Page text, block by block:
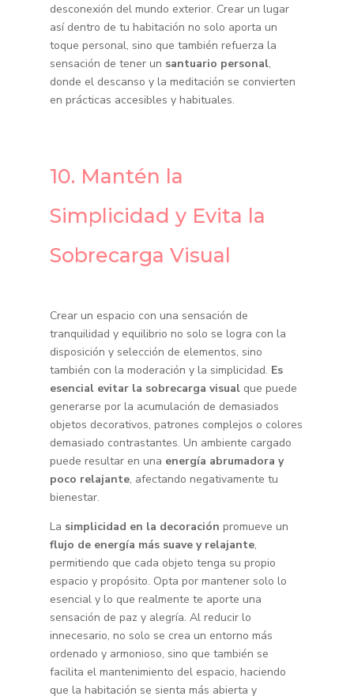
desconexión del mundo exterior. Crear un lugar
así dentro de tu habitación no solo aporta un
toque personal, sino que también refuerza la
sensación de tener un santuario personal,
donde el descanso y la meditación se convierten
en prácticas accesibles y habituales.
10. Mantén la
Simplicidad y Evita la
Sobrecarga Visual
Crear un espacio con una sensación de
tranquilidad y equilibrio no solo se logra con la
disposición y selección de elementos, sino
también con la moderación y la simplicidad. Es
esencial evitar la sobrecarga visualque puede
generarse por la acumulación de demasiados
objetos decorativos, patrones complejos o colores
demasiado contrastantes. Un ambiente cargado
puede resultar en una energía abrumadora y
poco relajante, afectando negativamente tu
bienestar.
La simplicidad en la decoración promueve un
flujo de energía más suave y relajante,
permitiendo que cada objeto tenga su propio
espacio y propósito. Opta por mantener solo lo
esencial y lo que realmente te aporte una
sensación de paz y alegría. Al reducir lo
innecesario, no solo se crea un entorno más
ordenado y armonioso, sino que también se
facilita el mantenimiento del espacio, haciendo
que la habitación se sienta más abierta y